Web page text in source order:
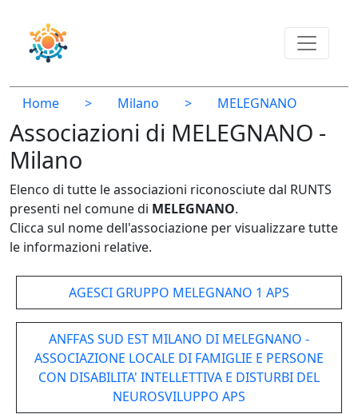
Home > Milano > MELEGNANO
Associazioni di MELEGNANO -
Milano
Elenco di tutte le associazioni riconosciute dal RUNTS
presenti nel comune di MELEGNANO.
Clicca sul nome dell'associazione per visualizzare tutte
le informazioni relative.
AGESCI GRUPPO MELEGNANO 1 APS
ANFFAS SUD EST MILANO DI MELEGNANO -
ASSOCIAZIONE LOCALE DI FAMIGLIE E PERSONE
CON DISABILITA' INTELLETTIVA E DISTURBI DEL
NEUROSVILUPPO APS